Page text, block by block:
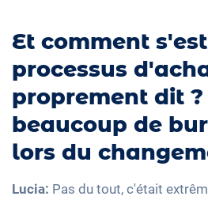
Et comment
processus
proprement dit
beaucoup de
lors du
Lucia: Pas du tout, c'était